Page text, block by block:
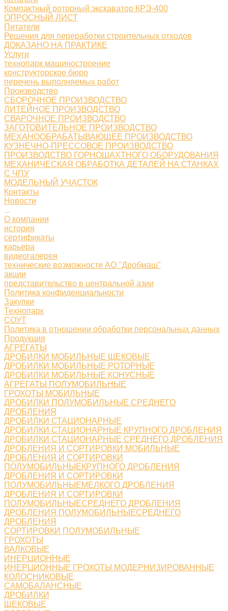
Компактный роторный экскаватор КРЭ-400
ОПРОСНЫЙ ЛИСТ
Питатели
Решения для переработки строительных отходов
ДОКАЗАНО НА ПРАКТИКЕ
Услуги
технопарк машиностроение
конструкторское бюро
перечень выполняемых работ
Производство
СБОРОЧНОЕ ПРОИЗВОДСТВО
ЛИТЕЙНОЕ ПРОИЗВОДСТВО
СВАРОЧНОЕ ПРОИЗВОДСТВО
ЗАГОТОВИТЕЛЬНОЕ ПРОИЗВОДСТВО
МЕХАНООБРАБАТЫВАЮЩЕЕ ПРОИЗВОДСТВО
КУЗНЕЧНО-ПРЕССОВОЕ ПРОИЗВОДСТВО
ПРОИЗВОДСТВО ГОРНОШАХТНОГО ОБОРУДОВАНИЯ
МЕХАНИЧЕСКАЯ ОБРАБОТКА ДЕТАЛЕЙ НА СТАНКАХ
С ЧПУ
МОДЕЛЬНЫЙ УЧАСТОК
Контакты
Новости
...
О компании
история
сертификаты
карьера
видеогалерея
технические возможности АО "Дробмаш"
акции
представительство в центральной азии
Политика конфиденциальности
Закупки
Технопарк
СОУТ
Политика в отношении обработки персональных данных
Продукция
АГРЕГАТЫ
ДРОБИЛКИ МОБИЛЬНЫЕ ЩЕКОВЫЕ
ДРОБИЛКИ МОБИЛЬНЫЕ РОТОРНЫЕ
ДРОБИЛКИ МОБИЛЬНЫЕ КОНУСНЫЕ
АГРЕГАТЫ ПОЛУМОБИЛЬНЫЕ
ГРОХОТЫ МОБИЛЬНЫЕ
ДРОБИЛКИ ПОЛУМОБИЛЬНЫЕ СРЕДНЕГО
ДРОБЛЕНИЯ
ДРОБИЛКИ СТАЦИОНАРНЫЕ
ДРОБИЛКИ СТАЦИОНАРНЫЕ КРУПНОГО ДРОБЛЕНИЯ
ДРОБИЛКИ СТАЦИОНАРНЫЕ СРЕДНЕГО ДРОБЛЕНИЯ
ДРОБЛЕНИЯ И СОРТИРОВКИ МОБИЛЬНЫЕ
ДРОБЛЕНИЯ И СОРТИРОВКИ
ПОЛУМОБИЛЬНЫЕКРУПНОГО ДРОБЛЕНИЯ
ДРОБЛЕНИЯ И СОРТИРОВКИ
ПОЛУМОБИЛЬНЫЕМЕЛКОГО ДРОБЛЕНИЯ
ДРОБЛЕНИЯ И СОРТИРОВКИ
ПОЛУМОБИЛЬНЫЕСРЕДНЕГО ДРОБЛЕНИЯ
ДРОБЛЕНИЯ ПОЛУМОБИЛЬНЫЕСРЕДНЕГО
ДРОБЛЕНИЯ
СОРТИРОВКИ ПОЛУМОБИЛЬНЫЕ
ГРОХОТЫ
ВАЛКОВЫЕ
ИНЕРЦИОННЫЕ
ИНЕРЦИОННЫЕ ГРОХОТЫ МОДЕРНИЗИРОВАННЫЕ
КОЛОСНИКОВЫЕ
САМОБАЛАНСНЫЕ
ДРОБИЛКИ
ЩЕКОВЫЕ